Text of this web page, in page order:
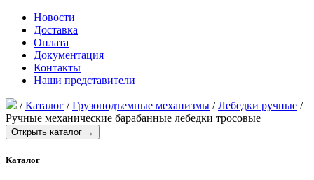
Новости
Доставка
Оплата
Документация
Контакты
Наши представители
/Каталог /Грузоподъемные механизмы /Лебедки ручные /
Ручные механические барабанные лебедки тросовые
Открыть каталог →
Каталог